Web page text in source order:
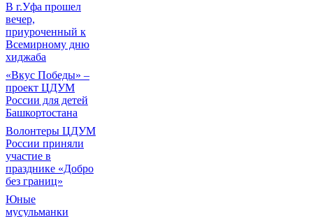
В г.Уфа прошел
вечер,
приуроченный к
Всемирному дню
хиджаба
«Вкус Победы» –
проект ЦДУМ
России для детей
Башкортостана
Волонтеры ЦДУМ
России приняли
участие в
празднике «Добро
без границ»
Юные
мусульманки